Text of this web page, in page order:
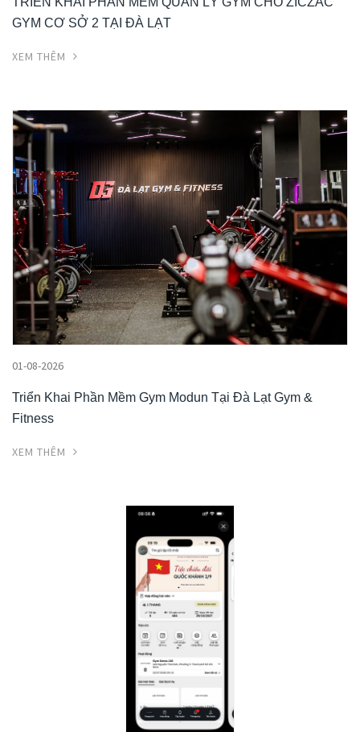
GYM CƠ SỞ 2 TẠI ĐÀ LẠT
XEM THÊM
01-08-2026
Triển Khai Phần Mềm Gym Modun Tại Đà Lạt Gym &
Fitness
XEM THÊM